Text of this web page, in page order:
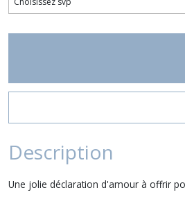
Description
Une jolie déclaration d'amour à offrir